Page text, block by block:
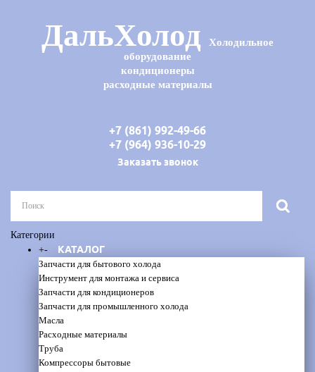
ДальХолод
Холодильное
оборудование
кондиционеры
расходные материалы
+7 (861) 992-49-66
+7 (964) 936-10-29
Заказать звонок
Категории
+- КАТАЛОГ
Запчасти для бытового холода
Инструмент для монтажа и сервиса
Запчасти для кондиционеров
Запчасти для промышленного холода
Масла
Расходные материалы
Труба
Компрессоры бытовые